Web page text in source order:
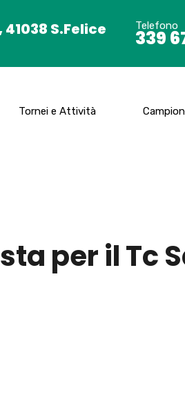
S.Felice
Telefono
339
Tornei e Attività
per il Tc